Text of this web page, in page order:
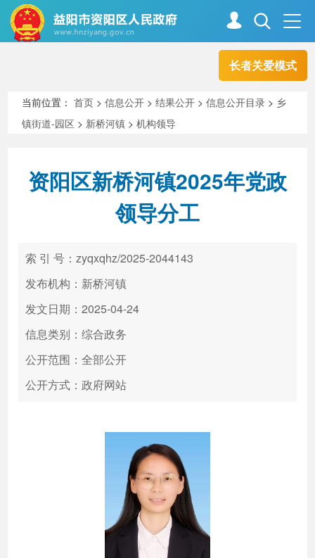
长者关爱模式
走进资阳
新闻中心 解读回应
政务服务
高效办成一件事
当前位置：首页 >信息公开 >结果公开 >信息公开目录 > 乡
镇街道-园区 > 新桥河镇 >机构领导
资阳区新桥河镇2025年党政
领导分工
索 引 号：zyqxqhz/2025-2044143
发布机构：新桥河镇
发文日期：2025-04-24
信息类别：综合政务
公开范围：全部公开
公开方式：政府网站